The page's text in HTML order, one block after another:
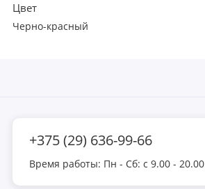
Цвет
Черно-красный
+375 (29) 636-99-66
Время работы: Пн - Сб: с 9.00 - 20.00